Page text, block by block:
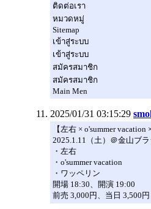
ติดต่อเรา
หมวดหมู่
Sitemap
เข้าสู่ระบบ
เข้าสู่ระบบ
สมัครสมาชิก
สมัครสมาชิก
Main Men
2025/01/31 03:15:29
【左右 × o'summer vacation
2025.1.11（土）＠金山ブ
・左右
・o'summer vacation
・ワッペリン
開場 18:30、開演 19:00
前売 3,000円、当日 3,500円